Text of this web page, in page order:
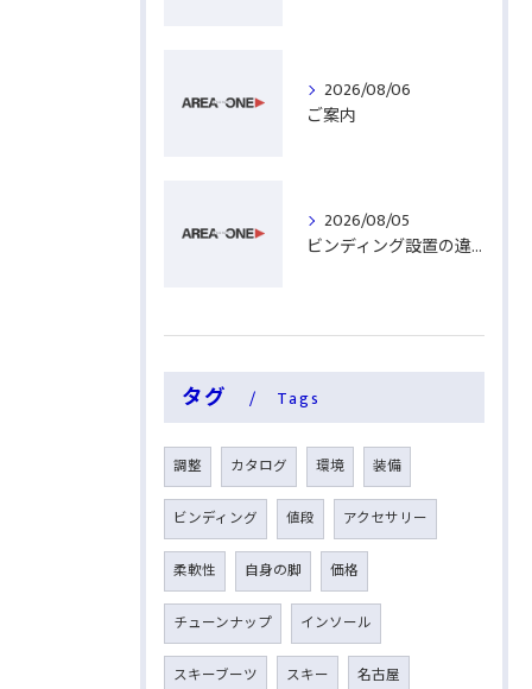
2026/08/06
ご案内
2026/08/05
ビンディング設置の違い
タグ Tags
調整 カタログ 環境 装備
ビンディング 値段 アクセサリー
柔軟性 自身の脚 価格
チューンナップ インソール
スキーブーツ スキー 名古屋